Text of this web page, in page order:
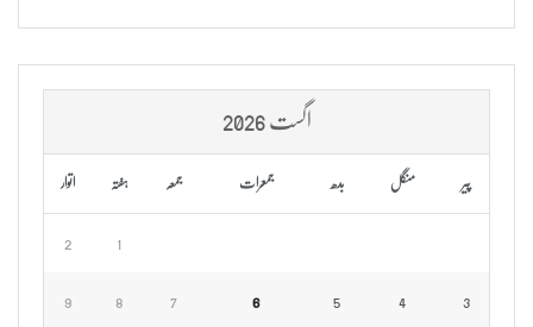
اگست 2026
پیر منگل بدھ جمعرات جمعہ ہفتہ اتوار
1
2
3
4
5
6
7
8
9